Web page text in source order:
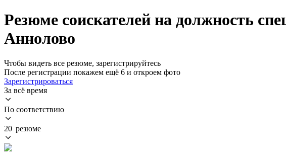
Резюме соискателей на должность
Аннолово
Чтобы видеть все резюме, зарегистрируйтесь
После регистрации покажем ещё 6 и откроем фото
Зарегистрироваться
За всё время
По соответствию
20 резюме